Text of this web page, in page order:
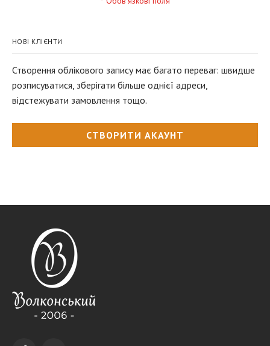
НОВІ КЛІЄНТИ
Створення облікового запису має багато переваг: швидше
розписуватися, зберігати більше однієї адреси,
відстежувати замовлення тощо.
СТВОРИТИ АКАУНТ